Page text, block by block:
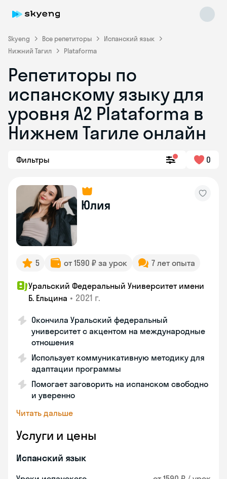
Skyeng Все репетиторы
Испанский язык
Нижний Тагил
Plataforma
Репетиторы по
испанскому языку для
уровня А2 Plataforma в
Нижнем Тагиле онлайн
Фильтры 0
Юлия
5 от 1590 ₽ за урок 7 лет опыта
Уральский Федеральный Университет имени
Б. Ельцина • 2021 г.
Окончила Уральский федеральный
университет с акцентом на международные
отношения
Использует коммуникативную методику для
адаптации программы
Помогает заговорить на испанском свободно
и уверенно
Читать дальше
Услуги и цены
Испанский язык
Skyeng Chat